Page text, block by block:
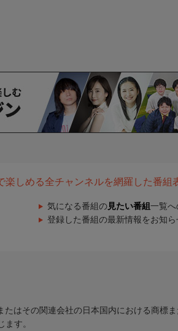
しめる全チャンネルを網羅した番組
気になる番組の 見たい番組 一覧へ
登録した番組の最新情報をお知ら
はその関連会社の日本国内における商標ま
す。